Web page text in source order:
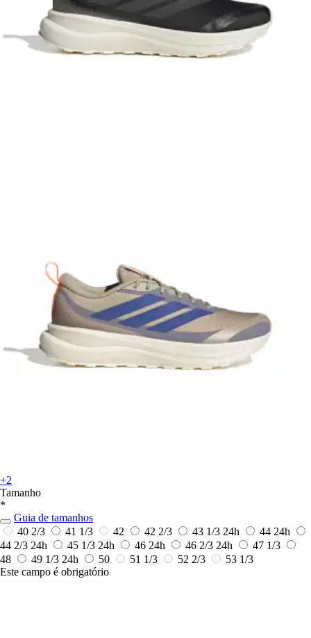
+2
Tamanho
*
Guia de tamanhos
40 2/3
41 1/3 42 42 2/3 43 1/3 24h 44 24h
44 2/3 24h 45 1/3 24h 46 24h 46 2/3 24h
47 1/3
48
49 1/3 24h 50 51 1/3 52 2/3
53 1/3
Este campo é obrigatório